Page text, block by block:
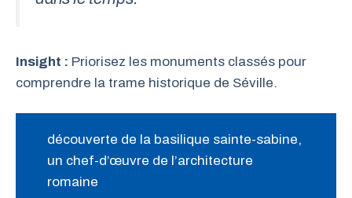
Insight : Priorisez les monuments classés pour
comprendre la trame historique de Séville.
découverte de la basilique sainte-sabine,
un chef-d’œuvre de l’architecture
romaine